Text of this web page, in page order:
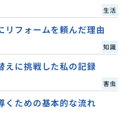
生活
リフォームを頼んだ理由
知識
えに挑戦した私の記録
害虫
くための基本的な流れ